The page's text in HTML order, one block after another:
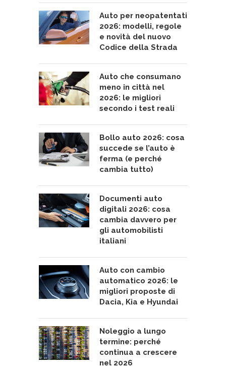
Auto per neopatentati
2026: modelli, regole
e novità del nuovo
Codice della Strada
Auto che consumano
meno in città nel
2026: le migliori
secondo i test reali
Bollo auto 2026: cosa
succede se l’auto è
ferma (e perché
cambia tutto)
Documenti auto
digitali 2026: cosa
cambia davvero per
gli automobilisti
italiani
Auto con cambio
automatico 2026: le
migliori proposte di
Dacia, Kia e Hyundai
Noleggio a lungo
termine: perché
continua a crescere
nel 2026